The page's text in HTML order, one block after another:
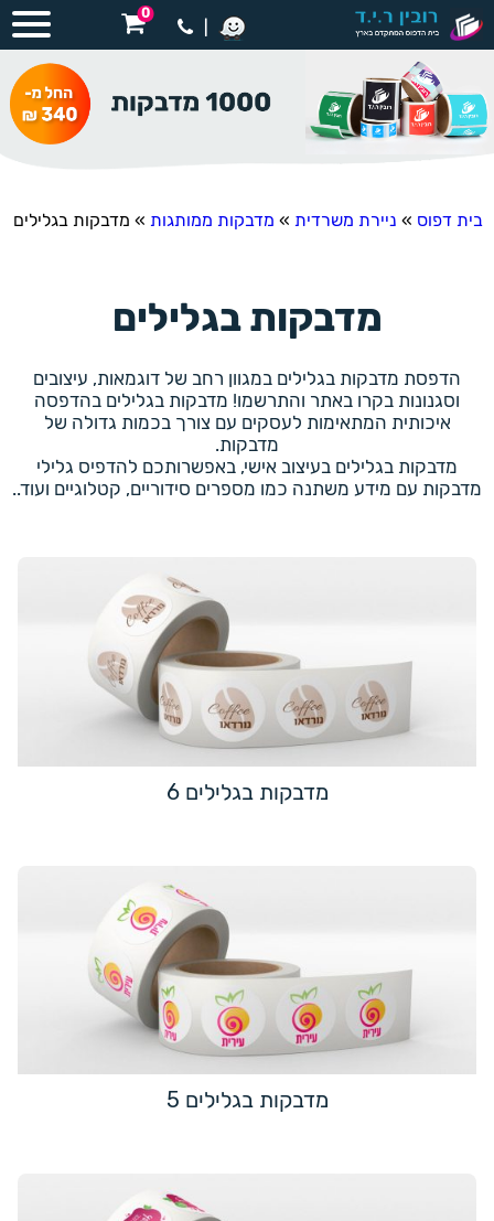
0
בית דפוס » ניירת משרדית » מדבקות ממותגות » מדבקות בגלילים
מדבקות בגלילים
הדפסת מדבקות בגלילים במגוון רחב של דוגמאות, עיצובים
וסגנונות בקרו באתר והתרשמו! מדבקות בגלילים בהדפסה
איכותית המתאימות לעסקים עם צורך בכמות גדולה של
מדבקות.
מדבקות בגלילים בעיצוב אישי, באפשרותכם להדפיס גלילי
מדבקות עם מידע משתנה כמו מספרים סידוריים, קטלוגיים ועוד..
מדבקות בגלילים 6
מדבקות בגלילים 5